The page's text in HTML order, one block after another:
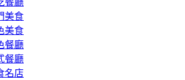
美食
美食
餐廳
餐廳
名店